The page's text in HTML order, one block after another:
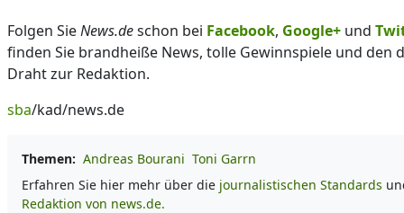
Folgen SieNews.deschon bei Facebook, Google+ und
finden Sie brandheiße News, tolle Gewinnspiele und den
Draht zur Redaktion.
sba/kad/news.de
Themen: Andreas Bourani Toni Garrn
Erfahren Sie hier mehr über die journalistischen Standards
Redaktion von news.de.